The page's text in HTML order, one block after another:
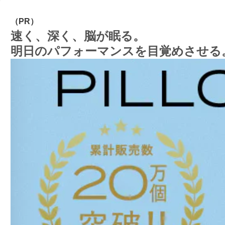
（PR）
速く、深く、脳が眠る。
明日のパフォーマンスを目覚めさせる